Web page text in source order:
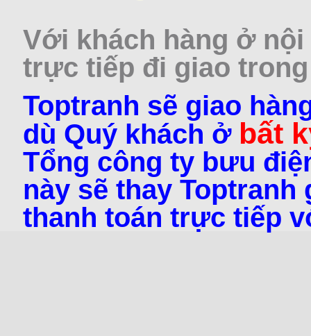
Với khách hàng ở
trực tiếp đi giao trong
Toptranh sẽ giao
dù Quý khách ở bất
Tổng công ty bưu
này sẽ thay
thanh toán trực tiếp